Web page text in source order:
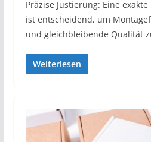
Präzise Justierung: Eine
ist entscheidend, um
und gleichbleibende Qualität
Weiterlesen